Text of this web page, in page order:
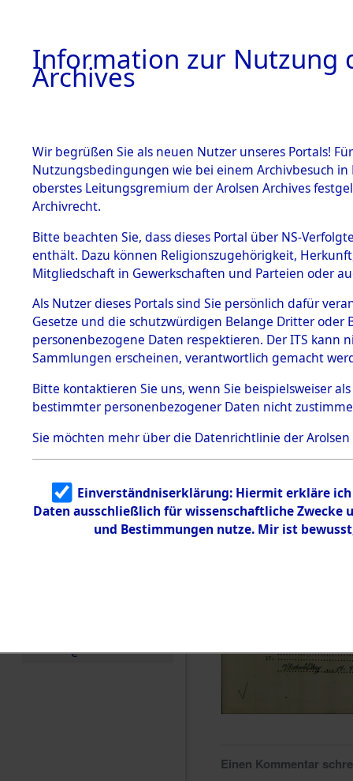
BESTÄNDE
1.
mente
5. Verschiedenes
5.3
Todesmärsche
5.3.1 Alliierte
Erhebungen
zu
Todesmärsch
en
5.3.2
Identifizierun
g
5.3.3
Todesmärsch
e
Einen Kommentar
Information zur Nutzung
Archives
Wir begrüßen Sie als neuen Nutzer unseres Portals!
Nutzungsbedingungen wie bei einem Archivbesuch
oberstes Leitungsgremium der Arolsen Archives
Archivrecht.
Bitte beachten Sie, dass dieses Portal über NS-
enthält. Dazu können Religionszugehörigkeit,
Mitgliedschaft in Gewerkschaften und Parteien oder
Als Nutzer dieses Portals sind Sie persönlich dafür
Gesetze und die schutzwürdigen Belange Dritter
personenbezogene Daten respektieren. Der ITS
Sammlungen erscheinen, verantwortlich gemacht
Bitte kontaktieren Sie uns, wenn Sie beispielsweiser
bestimmter personenbezogener Daten nicht
Sie möchten mehr über die Datenrichtlinie der Arolsen
Einverständniserklärung: Hiermit erkläre
Daten ausschließlich für wissenschaftliche
und Bestimmungen nutze. Mir ist